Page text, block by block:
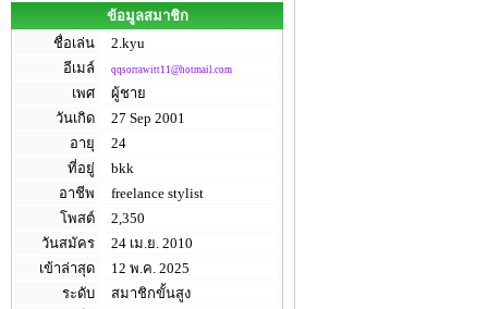
ข้อมูลสมาชิก
ชื่อเล่น
2.kyu
อีเมล์
qqsorrawitt11@hotmail.com
เพศ
ผู้ชาย
วันเกิด
27 Sep 2001
อายุ
24
ที่อยู่
bkk
อาชีพ
freelance stylist
โพสต์
2,350
วันสมัคร
24 เม.ย. 2010
เข้าล่าสุด
12 พ.ค. 2025
ระดับ
สมาชิกขั้นสูง